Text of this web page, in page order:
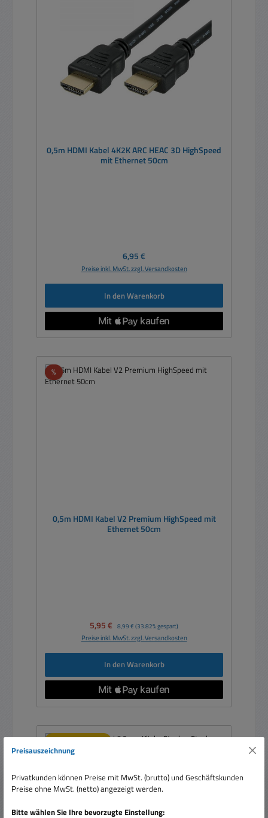
0,5m HDMI Kabel 4K2K ARC HEAC 3D HighSpeed
mit Ethernet 50cm
Regulärer Preis:
6,95 €
Preise inkl. MwSt. zzgl. Versandkosten
In den Warenkorb
%Rabatt
0,5m HDMI Kabel V2 Premium HighSpeed mit
Ethernet 50cm
Verkaufspreis:
5,95 € Regulärer Preis:
8,99 € (33.82% gespart)
Preise inkl. MwSt. zzgl. Versandkosten
In den Warenkorb
Nur 4 auf Lager!
Preisauszeichnung
Privatkunden können Preise mit MwSt. (brutto) und Geschäftskunden
Preise ohne MwSt. (netto) angezeigt werden.
Bitte wählen Sie Ihre bevorzugte Einstellung: